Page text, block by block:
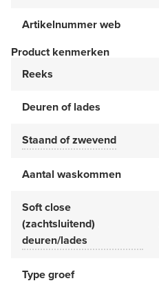
Artikelnummer web
Product kenmerken
Reeks
Deuren of lades
Staand of zwevend
Aantal waskommen
Soft close
(zachtsluitend)
deuren/lades
Type groef